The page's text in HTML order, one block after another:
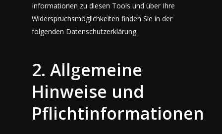
Informationen zu diesen Tools und über Ihre
Widerspruchsmöglichkeiten finden Sie in der
folgenden Datenschutzerklärung.
2. Allgemeine
Hinweise und
Pflichtinformationen